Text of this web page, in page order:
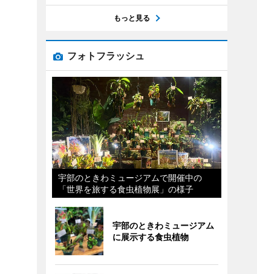
もっと見る
フォトフラッシュ
宇部のときわミュージアムで開催中の
「世界を旅する食虫植物展」の様子
宇部のときわミュージアム
に展示する食虫植物